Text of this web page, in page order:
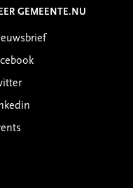
GEMEENTE.NU